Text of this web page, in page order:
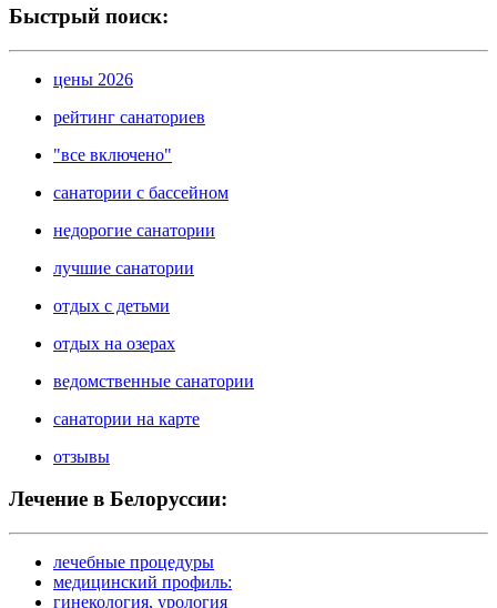
Быстрый поиск:
цены 2026
рейтинг санаториев
"все включено"
санатории с бассейном
недорогие санатории
лучшие санатории
отдых с детьми
отдых на озерах
ведомственные санатории
санатории на карте
отзывы
Лечение в Белоруссии:
лечебные процедуры
медицинский профиль:
гинекология, урология